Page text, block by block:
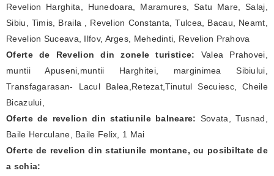
Revelion Harghita, Hunedoara, Maramures, Satu Mare, Salaj,
Sibiu, Timis, Braila , Revelion Constanta, Tulcea, Bacau, Neamt,
Revelion Suceava, Ilfov, Arges, Mehedinti, Revelion Prahova
Oferte de Revelion din zonele turistice: Valea Prahovei,
muntii Apuseni,muntii Harghitei, marginimea Sibiului,
Transfagarasan- Lacul Balea,Retezat,Tinutul Secuiesc, Cheile
Bicazului,
Oferte de revelion din statiunile balneare: Sovata, Tusnad,
Baile Herculane, Baile Felix, 1 Mai
Oferte de revelion din statiunile montane, cu posibiltate de
a schia: